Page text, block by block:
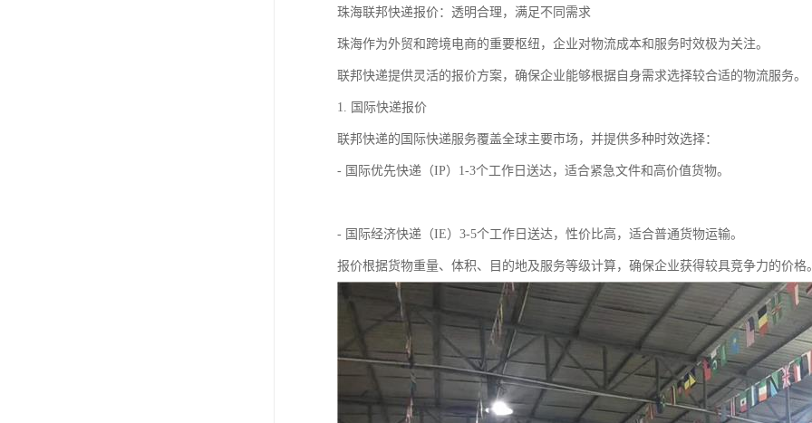
珠海联邦快递报价：透明合理，满足不同需求
珠海作为外贸和跨境电商的重要枢纽，企业对物流成本和服务时效极为关注。
联邦快递提供灵活的报价方案，确保企业能够根据自身需求选择较合适的物流服务。
1. 国际快递报价
联邦快递的国际快递服务覆盖全球主要市场，并提供多种时效选择：
- 国际优先快递（IP）1-3个工作日送达，适合紧急文件和高价值货物。
- 国际经济快递（IE）3-5个工作日送达，性价比高，适合普通货物运输。
报价根据货物重量、体积、目的地及服务等级计算，确保企业获得较具竞争力的价格